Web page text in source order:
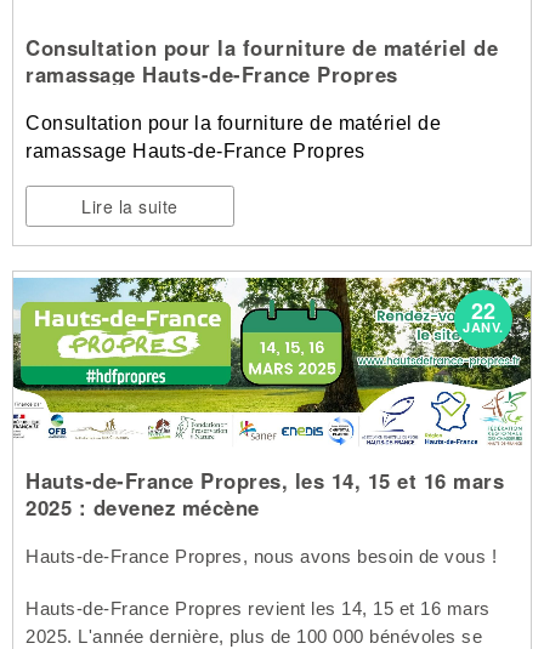
Consultation pour la fourniture de matériel de
ramassage Hauts-de-France Propres
Consultation pour la fourniture de matériel de
ramassage Hauts-de-France Propres
Lire la suite
22
JANV.
Hauts-de-France Propres, les 14, 15 et 16 mars
2025 : devenez mécène
Hauts-de-France Propres, nous avons besoin de vous !
Hauts-de-France Propres revient les 14, 15 et 16 mars
2025. L'année dernière, plus de 100 000 bénévoles se